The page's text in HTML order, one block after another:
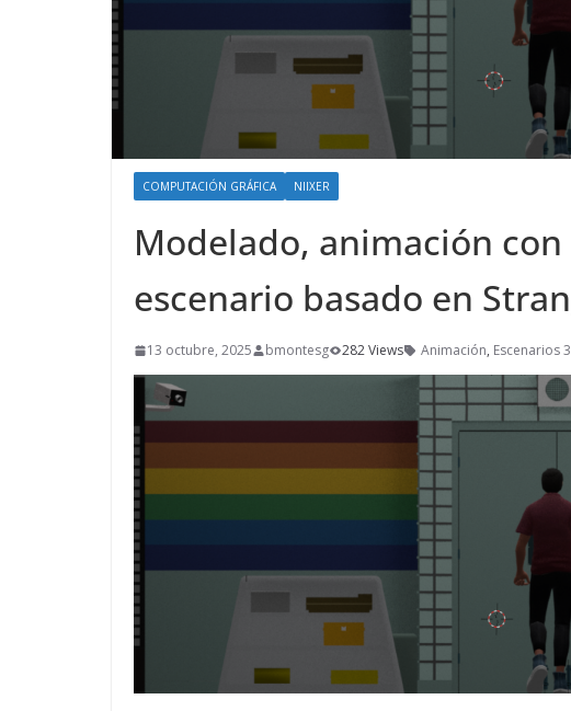
COMPUTACIÓN GRÁFICA NIIXER
Modelado, animación
escenario basado en
13 octubre, 2025 bmontesg 282 Views Animación, Escenarios